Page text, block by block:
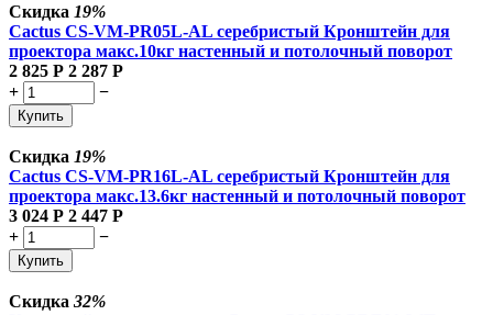
Скидка 19%
Cactus CS-VM-PR05L-AL серебристый Кронштейн для
проектора макс.10кг настенный и потолочный поворот
2 825 Р 2 287 Р
+
−
Купить
Скидка 19%
Cactus CS-VM-PR16L-AL серебристый Кронштейн для
проектора макс.13.6кг настенный и потолочный поворот
3 024 Р 2 447 Р
+
−
Купить
Скидка 32%